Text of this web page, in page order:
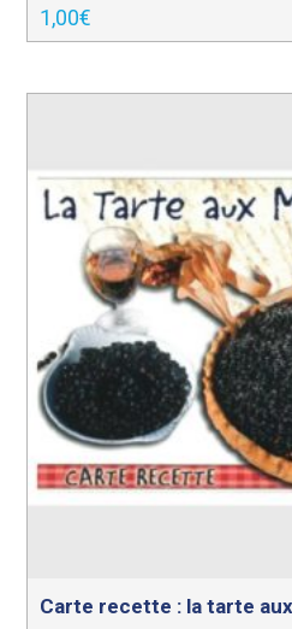
1,00€
Carte recette : la tarte